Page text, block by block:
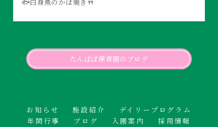
たんぽぽ保育園のブログ
お知らせ 施設紹介
デイリープログラム
年間行事
ブログ 入園案内
採用情報